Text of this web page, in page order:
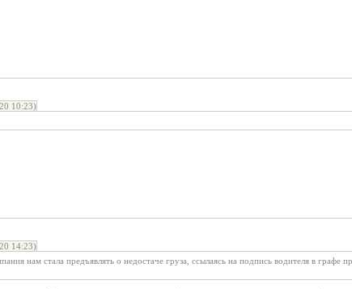
10:23)
14:23)
нам стала предъявлять о недостаче груза, ссылаясь на подпись водителя в графе